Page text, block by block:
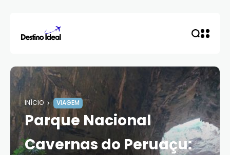
INÍCIO VIAGEM
Parque Nacional
Cavernas do Peruaçu: